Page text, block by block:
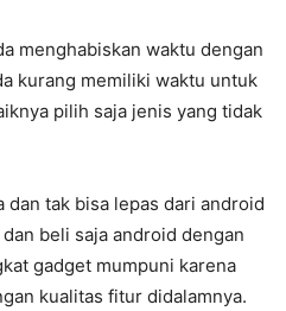
menghabiskan waktu dengan
kurang memiliki waktu untuk
pilih saja jenis yang tidak
dan tak bisa lepas dari android
beli saja android dengan
gadget mumpuni karena
kualitas fitur didalamnya.